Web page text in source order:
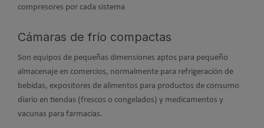
compresores por cada sistema
Cámaras de frío compactas
Son equipos de pequeñas dimensiones aptos para pequeño
almacenaje en comercios, normalmente para refrigeración de
bebidas, expositores de alimentos para productos de consumo
diario en tiendas (frescos o congelados) y medicamentos y
vacunas para farmacias.